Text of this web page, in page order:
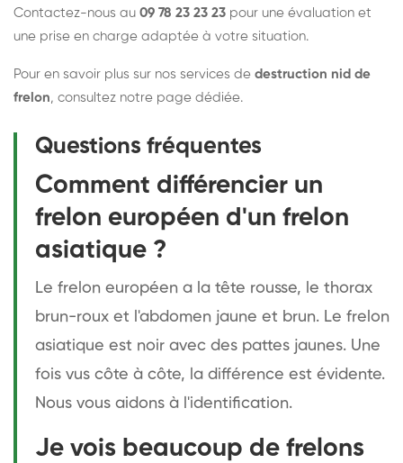
Contactez-nous au 09 78 23 23 23 pour une évaluation et
une prise en charge adaptée à votre situation.
Pour en savoir plus sur nos services de destruction nid de
frelon, consultez notre page dédiée.
Questions fréquentes
Comment différencier un
frelon européen d'un frelon
asiatique ?
Le frelon européen a la tête rousse, le thorax
brun-roux et l'abdomen jaune et brun. Le frelon
asiatique est noir avec des pattes jaunes. Une
fois vus côte à côte, la différence est évidente.
Nous vous aidons à l'identification.
Je vois beaucoup de frelons